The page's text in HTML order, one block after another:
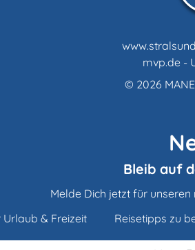
mvp.de -
© 2026
Bleib auf
Melde Dich jetzt für
& Freizeit
Reisetipps zu